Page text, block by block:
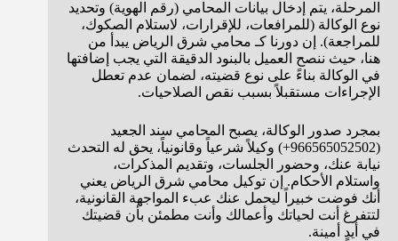
المرحلة، يتم إدخال بيانات المحامي (رقم الهوية) وتحديد
نوع الوكالة (للمرافعات، للإقرارات، لاستلام الصكوك،
للمراجعة). إن دورنا كـ محامي شرق الرياض يبدأ من
هنا، حيث ننصح العميل بالبنود الدقيقة التي يجب إضافتها
في الوكالة بناءً على نوع قضيته، لضمان عدم تعطل
الإجراءات مستقبلاً بسبب نقص الصلاحيات.
بمجرد صدور الوكالة، يصبح المحامي سند الجعيد
(966565052502+) وكيلاً شرعياً وقانونياً، يحق له التحدث
نيابة عنك، وحضور الجلسات، وتقديم المذكرات،
واستلام الأحكام. إن توكيل محامي شرق الرياض يعني
أنك فوضت خبيراً ليحمل عنك عبء المواجهة القانونية،
لتتفرغ أنت لحياتك وأعمالك وأنت مطمئن بأن قضيتك
في أيدٍ أمينة.